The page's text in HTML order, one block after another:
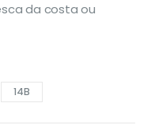
da costa ou
14B